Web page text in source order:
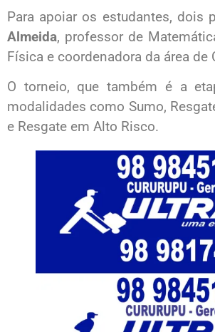
Para apoiar os estudantes, dois
Almeida, professor de
Física e coordenadora da área
O torneio, que também é a
modalidades como Sumo,
e Resgate em Alto Risco.